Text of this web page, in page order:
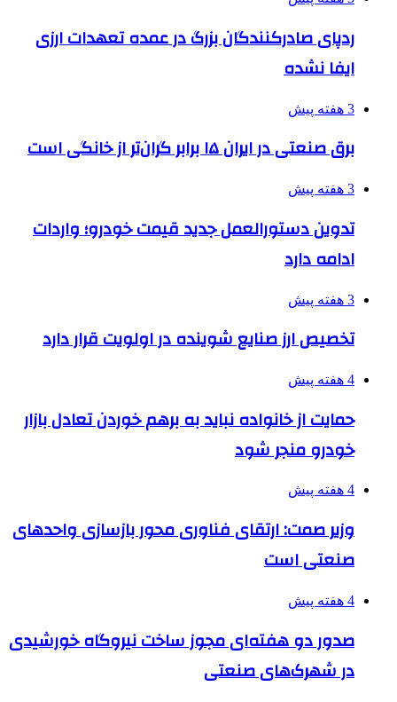
ردپای صادرکنندگان بزرگ در عمده تعهدات ارزی
ایفا نشده
3 هفته پیش
برق صنعتی در ایران ۱۵ برابر گران‌تر از خانگی است
3 هفته پیش
تدوین دستورالعمل جدید قیمت خودرو؛ واردات
ادامه دارد
3 هفته پیش
تخصیص ارز صنایع شوینده در اولویت قرار دارد
4 هفته پیش
حمایت از خانواده نباید به برهم خوردن تعادل بازار
خودرو منجر شود
4 هفته پیش
وزیر صمت: ارتقای فناوری محور بازسازی واحدهای
صنعتی است
4 هفته پیش
صدور دو هفته‌ای مجوز ساخت نیروگاه خورشیدی
در شهرک‌های صنعتی